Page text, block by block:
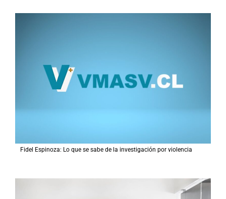
Fidel Espinoza: Lo que se sabe de la investigación por violencia